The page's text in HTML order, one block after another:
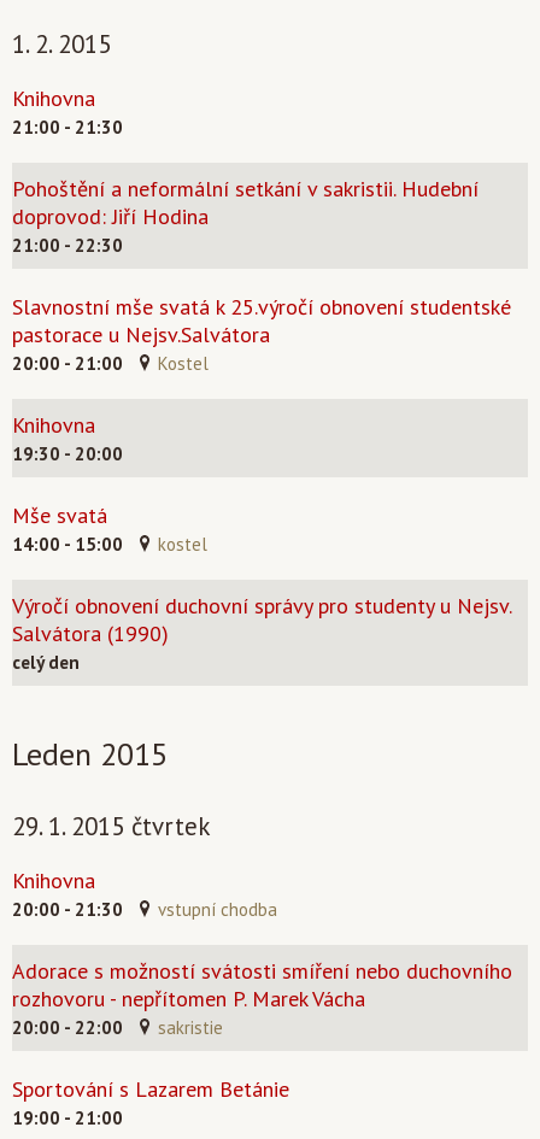
1. 2. 2015
Knihovna
21:00 - 21:30
Pohoštění a neformální setkání v sakristii. Hudební
doprovod: Jiří Hodina
21:00 - 22:30
Slavnostní mše svatá k 25.výročí obnovení studentské
pastorace u Nejsv.Salvátora
20:00 - 21:00 Kostel
Knihovna
19:30 - 20:00
Mše svatá
14:00 - 15:00 kostel
Výročí obnovení duchovní správy pro studenty u Nejsv.
Salvátora (1990)
celý den
Leden 2015
29. 1. 2015 čtvrtek
Knihovna
20:00 - 21:30 vstupní chodba
Adorace s možností svátosti smíření nebo duchovního
rozhovoru - nepřítomen P. Marek Vácha
20:00 - 22:00 sakristie
Sportování s Lazarem Betánie
19:00 - 21:00